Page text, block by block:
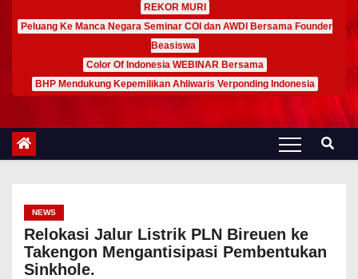
REKOR MURI
Peluang Ke Manca Negara Seminar COI dan AWDI Bersama Founder
Beasiswa
Color Of Indonesia WEBINAR Bersama
BHP Mendukung Kepemilikan Ahliwaris Verponding Indonesia
NEWS
Relokasi Jalur Listrik PLN Bireuen ke
Takengon Mengantisipasi Pembentukan
Sinkhole.